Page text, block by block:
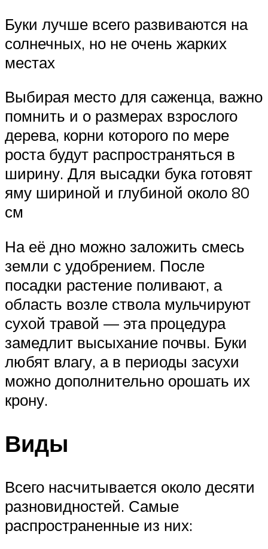
Буки лучше всего развиваются на
солнечных, но не очень жарких
местах
Выбирая место для саженца, важно
помнить и о размерах взрослого
дерева, корни которого по мере
роста будут распространяться в
ширину. Для высадки бука готовят
яму шириной и глубиной около 80
см
На её дно можно заложить смесь
земли с удобрением. После
посадки растение поливают, а
область возле ствола мульчируют
сухой травой — эта процедура
замедлит высыхание почвы. Буки
любят влагу, а в периоды засухи
можно дополнительно орошать их
крону.
Виды
Всего насчитывается около десяти
разновидностей. Самые
распространенные из них: